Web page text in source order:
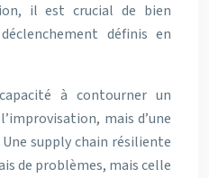
il est crucial de bien
définis en
à contourner un
mais d’une
supply chain résiliente
de problèmes, mais celle